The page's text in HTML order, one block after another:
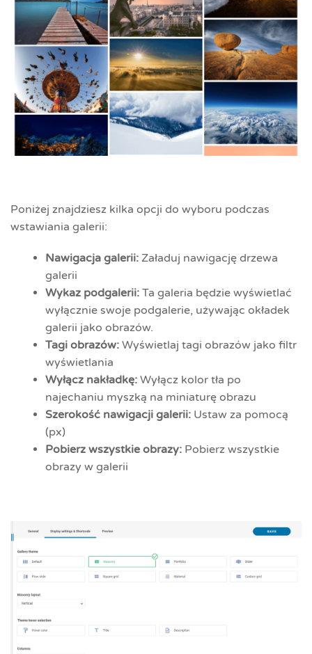
Poniżej znajdziesz kilka opcji do wyboru podczas
wstawiania galerii:
Nawigacja galerii: Załaduj nawigację drzewa
galerii
Wykaz podgalerii: Ta galeria będzie wyświetlać
wyłącznie swoje podgalerie, używając okładek
galerii jako obrazów.
Tagi obrazów: Wyświetlaj tagi obrazów jako filtr
wyświetlania
Wyłącz nakładkę: Wyłącz kolor tła po
najechaniu myszką na miniaturę obrazu
Szerokość nawigacji galerii: Ustaw za pomocą
(px)
Pobierz wszystkie obrazy: Pobierz wszystkie
obrazy w galerii